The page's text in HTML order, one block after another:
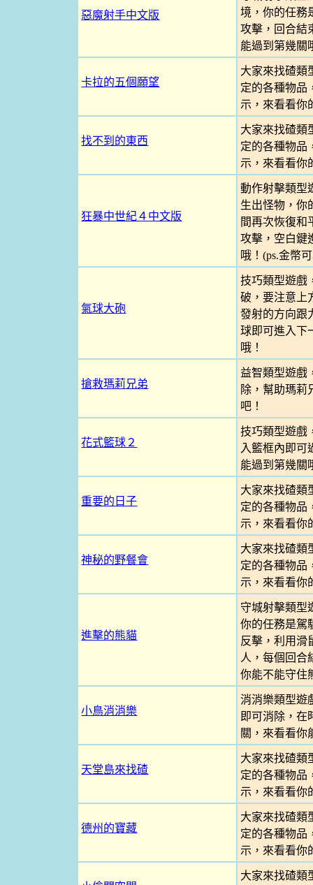
惡魔射手中文版
境，你的任務
攻擊，回合結
能過到第幾關
卡拉的五個願望
大家來找碴類
定的各種物品
示，來看看你
找不到的東西
大家來找碴類
定的各種物品
示，來看看你
狂暴中世紀４中文版
動作射擊類型
生出怪物，你
間再次恢復和
攻擊，空白鍵
哦！(ps.金幣
氣球大砲
技巧類型遊戲
破，要注意上
發射的方向跟
球即可進入下
哦！
搶救瑪莉兄弟
益智類型遊戲
除，幫助瑪莉
吧！
花式籃球２
技巧類型遊戲
入籃框內即可
能過到第幾關
重要的日子
大家來找碴類
定的各種物品
示，來看看你
神秘的野餐會
大家來找碴類
定的各種物品
示，來看看你
進擊的熊貓
守城射擊類型
你的任務是駕
反擊，利用滑
人，每個回合
你能不能守住
小鳥消消樂
消消樂類型遊
即可消除，在
關，來看看你
天堂島來找碴
大家來找碴類
定的各種物品
示，來看看你
德州的寶藏
大家來找碴類
定的各種物品
示，來看看你
大家來找碴類